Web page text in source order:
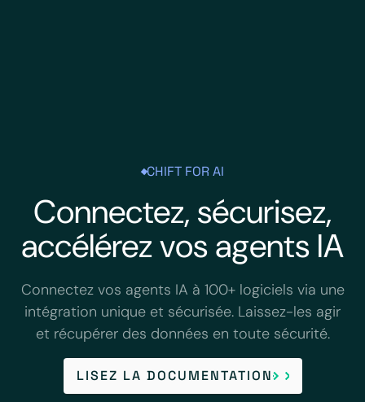
CHIFT FOR AI
Connectez, sécurisez,
accélérez vos agents IA
Connectez vos agents IA à 100+ logiciels via une
intégration unique et sécurisée. Laissez-les agir
et récupérer des données en toute sécurité.
LISEZ LA DOCUMENTATION